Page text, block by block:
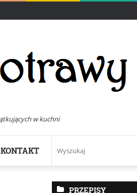
w kuchni
KONTAKT
PRZEPISY